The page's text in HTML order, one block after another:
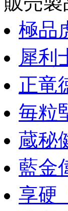
極品
犀利
正竜
毎粒
蔵秘
藍金
享硬